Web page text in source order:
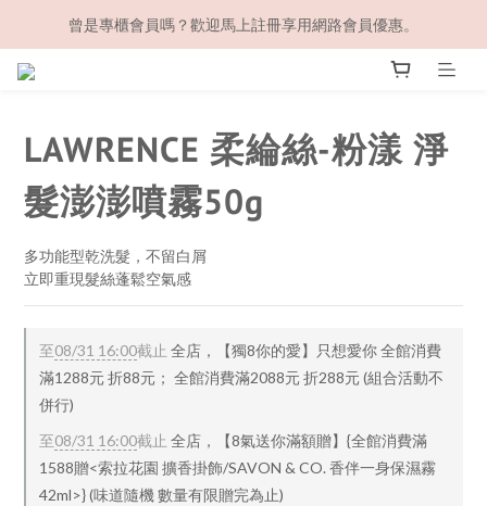
曾是專櫃會員嗎？歡迎馬上註冊享用網路會員優惠。
LAWRENCE 柔綸絲-粉漾 淨
髮澎澎噴霧50g
多功能型乾洗髮，不留白屑
立即重現髮絲蓬鬆空氣感
至08/31 16:00截止 全店，【獨8你的愛】只想愛你 全館消費
滿1288元 折88元； 全館消費滿2088元 折288元 (組合活動不
併行)
至08/31 16:00截止 全店，【8氣送你滿額贈】{全館消費滿
1588贈<索拉花園 擴香掛飾/SAVON & CO. 香伴一身保濕霧
42ml>} (味道隨機 數量有限贈完為止)